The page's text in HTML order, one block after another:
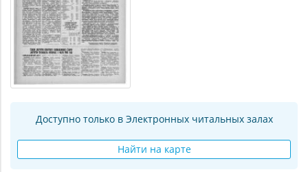
Доступно только в Электронных читальных залах
Найти на карте